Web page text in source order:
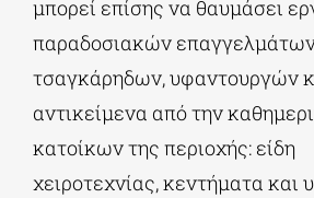
μπορεί επίσης να θαυμάσει
παραδοσιακών
τσαγκάρηδων, υφαντουργών
αντικείμενα από την
κατοίκων της περιοχής: είδη
χειροτεχνίας, κεντήματα και